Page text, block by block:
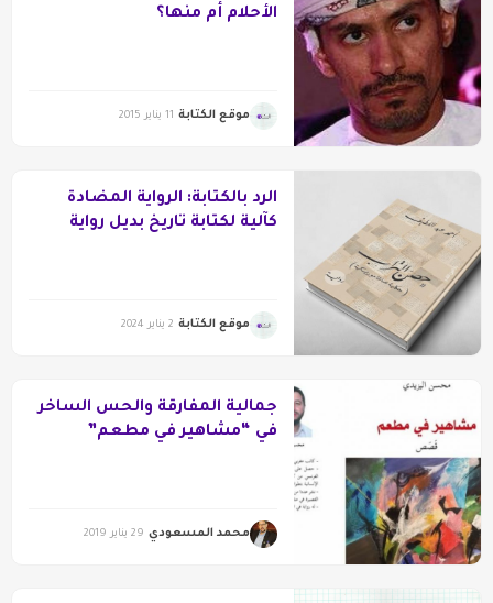
الأحلام أم منها؟
موقع الكتابة 11 يناير 2015
الرد بالكتابة: الرواية المضادة
كآلية لكتابة تاريخ بديل رواية
موقع الكتابة 2 يناير 2024
جمالية المفارقة والحس الساخر
في “مشاهير في مطعم”
محمد المسعودي 29 يناير 2019